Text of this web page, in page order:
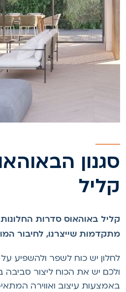
באוהאוס סדרות החלונות
שייצרנו, לחיבור
יש כוח לשפר ולהשפיע על
יש את הכוח ליצור סביבה
עיצוב ואווירה